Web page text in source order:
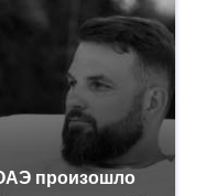
произошло